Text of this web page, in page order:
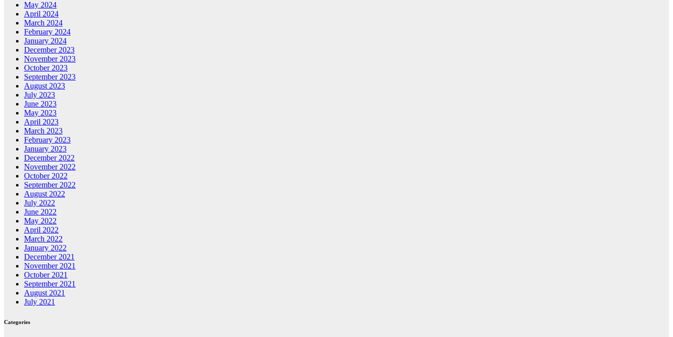
May 2024
April 2024
March 2024
February 2024
January 2024
December 2023
November 2023
October 2023
September 2023
August 2023
July 2023
June 2023
May 2023
April 2023
March 2023
February 2023
January 2023
December 2022
November 2022
October 2022
September 2022
August 2022
July 2022
June 2022
May 2022
April 2022
March 2022
January 2022
December 2021
November 2021
October 2021
September 2021
August 2021
July 2021
Categories